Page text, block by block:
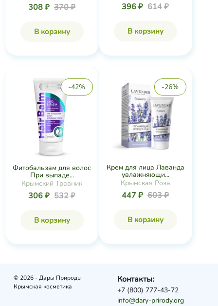
308 ₽ 370 ₽
В корзину
396 ₽ 614 ₽
В корзину
-42%
Фитобальзам для волос
При выпаде...
Крымский Травник
306 ₽ 532 ₽
В корзину
-26%
Крем для лица Лаванда
увлажняющи...
Крымская Роза
447 ₽ 603 ₽
В корзину
© 2026 - Дары Природы
Крымская косметика
Контакты:
+7 (800) 777-43-72
info@dary-prirody.org